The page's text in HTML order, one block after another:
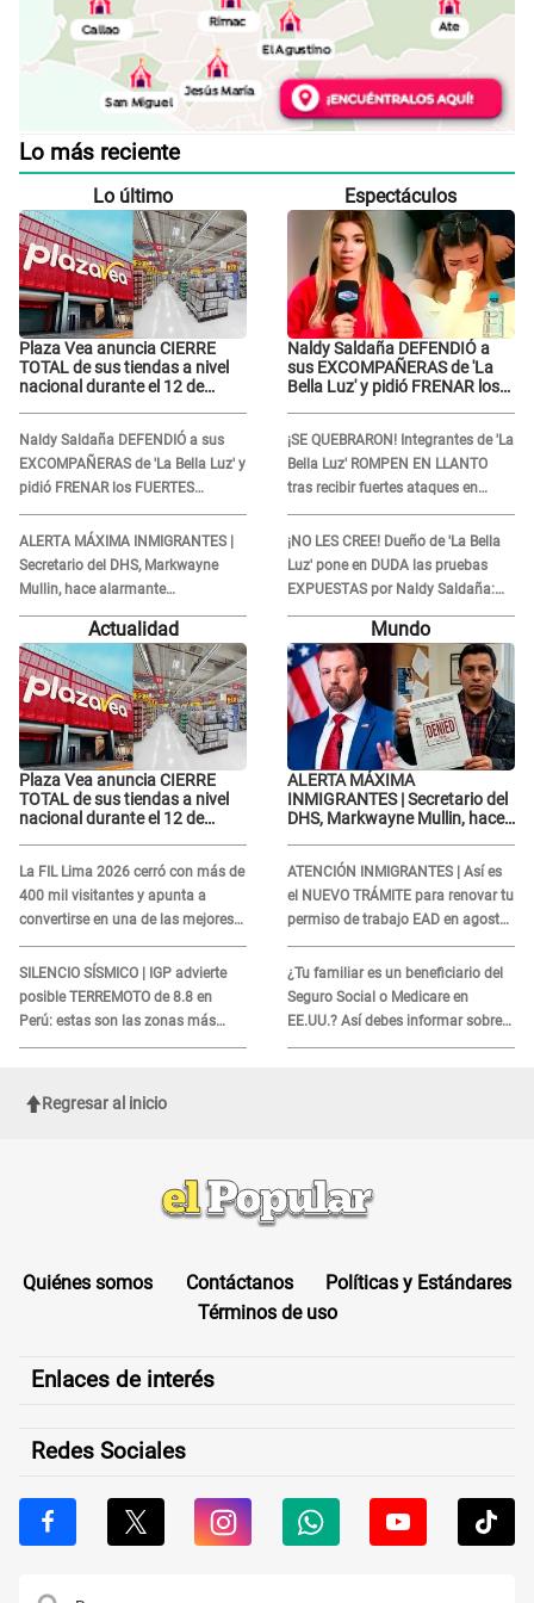
Lo más reciente
Lo último
Plaza Vea anuncia CIERRE
TOTAL de sus tiendas a nivel
nacional durante el 12 de
Naldy Saldaña DEFENDIÓ a sus
EXCOMPAÑERAS de 'La Bella Luz' y
pidió FRENAR los FUERTES
ATAQUES en redes: “Aquí el único
culpable...”
ALERTA MÁXIMA INMIGRANTES |
Secretario del DHS, Markwayne
Mullin, hace alarmante
declaración: "Ahora vamos por
Espectáculos
Naldy Saldaña DEFENDIÓ a
sus EXCOMPAÑERAS de 'La
Bella Luz' y pidió FRENAR los
¡SE QUEBRARON! Integrantes de 'La
Bella Luz' ROMPEN EN LLANTO
tras recibir fuertes ataques en
redes por DENUNCIA de acoso
contra Naldy Saldaña
¡NO LES CREE! Dueño de 'La Bella
Luz' pone en DUDA las pruebas
EXPUESTAS por Naldy Saldaña:
“Quizá se han editado...”
Actualidad
Plaza Vea anuncia CIERRE
TOTAL de sus tiendas a nivel
nacional durante el 12 de
La FIL Lima 2026 cerró con más de
400 mil visitantes y apunta a
convertirse en una de las mejores
ferias de Latinoamérica
SILENCIO SÍSMICO | IGP advierte
posible TERREMOTO de 8.8 en
Perú: estas son las zonas más
expuestas
Mundo
ALERTA MÁXIMA
INMIGRANTES | Secretario del
DHS, Markwayne Mullin, hace
ATENCIÓN INMIGRANTES | Así es
el NUEVO TRÁMITE para renovar tu
permiso de trabajo EAD en agosto
del 2026
¿Tu familiar es un beneficiario del
Seguro Social o Medicare en
EE.UU.? Así debes informar sobre
su muerte para EVITAR COBROS
Regresar al inicio
Quiénes somos Contáctanos
Políticas y Estándares
Términos de uso
Enlaces de interés
Redes Sociales